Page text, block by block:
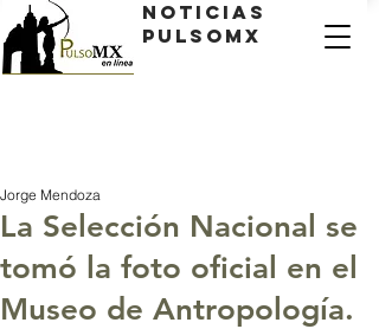
Noticias
PulsoMX
La Selección Nacional se
tomó la foto oficial en el
Museo de Antropología.
Jorge Mendoza